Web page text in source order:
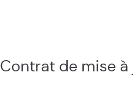
Contrat de mise à